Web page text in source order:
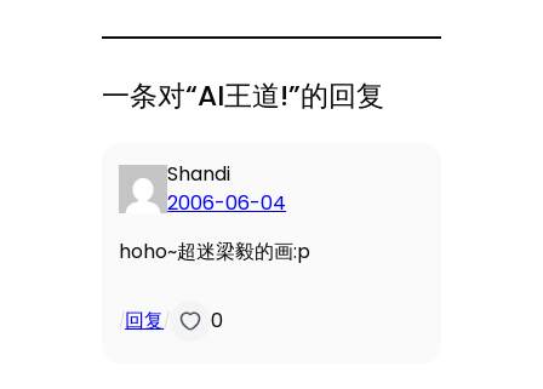
一条对“AI王道!”的回复
Shandi
2006-06-04
hoho~超迷梁毅的画:p
/回复/ 0